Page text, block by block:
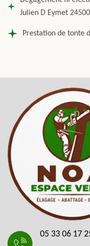
Julien D Eymet 24500
Prestation de tonte
05 33 06 17